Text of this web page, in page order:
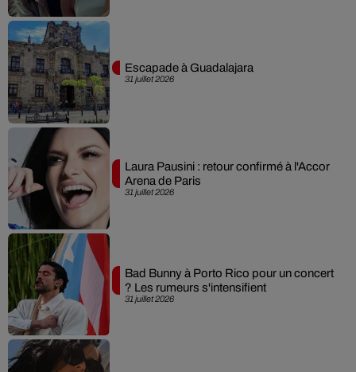
31 juillet 2026
Escapade à Guadalajara
31 juillet 2026
Laura Pausini : retour confirmé à l'Accor
Arena de Paris
31 juillet 2026
Bad Bunny à Porto Rico pour un concert
? Les rumeurs s'intensifient